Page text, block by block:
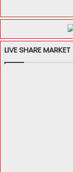
LIVE SHARE MARKET